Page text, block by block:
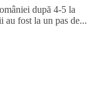
după 4-5 la
au fost la un pas de...